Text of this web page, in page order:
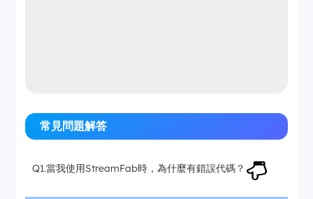
常見問題解答
Q1.當我使用StreamFab時，為什麼有錯誤代碼？